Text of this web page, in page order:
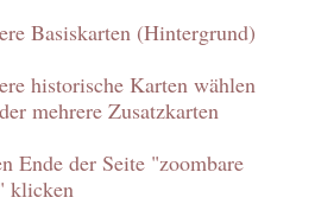
Basiskarten (Hintergrund)
historische Karten wählen
mehrere Zusatzkarten
Ende der Seite "zoombare
klicken